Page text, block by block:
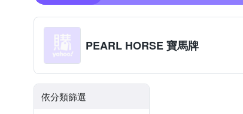
PEARL HORSE 寶馬牌
依分類篩選